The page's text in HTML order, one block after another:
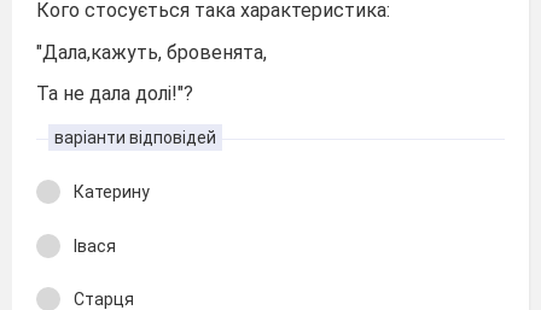
Кого стосується така характеристика:
"Дала,кажуть, бровенята,
Та не дала долі!"?
варіанти відповідей
Катерину
Івася
Старця